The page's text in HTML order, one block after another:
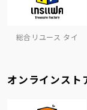
総合リユース タイ
オンラインスト